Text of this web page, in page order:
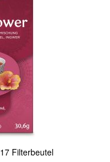
Filterbeutel